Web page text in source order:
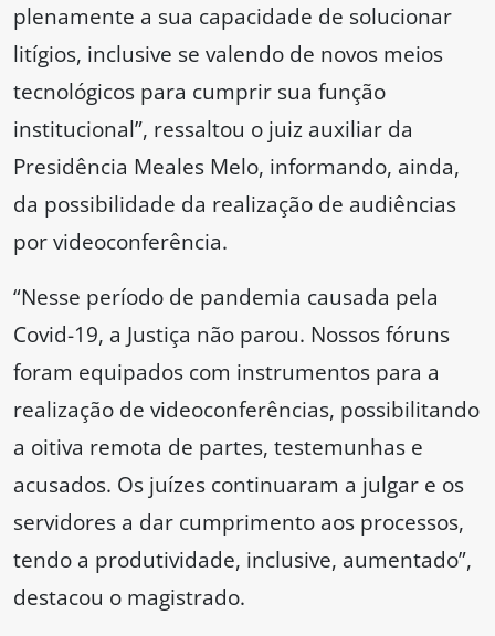
plenamente a sua capacidade de solucionar
litígios, inclusive se valendo de novos meios
tecnológicos para cumprir sua função
institucional”, ressaltou o juiz auxiliar da
Presidência Meales Melo, informando, ainda,
da possibilidade da realização de audiências
por videoconferência.
“Nesse período de pandemia causada pela
Covid-19, a Justiça não parou. Nossos fóruns
foram equipados com instrumentos para a
realização de videoconferências, possibilitando
a oitiva remota de partes, testemunhas e
acusados. Os juízes continuaram a julgar e os
servidores a dar cumprimento aos processos,
tendo a produtividade, inclusive, aumentado”,
destacou o magistrado.